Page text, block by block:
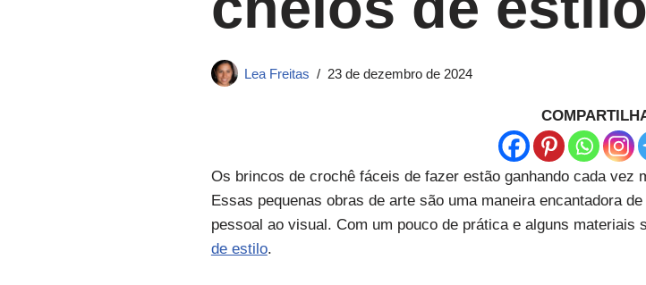
Lea Freitas 23 de dezembro de 2024
Os brincos de crochê fáceis de fazer estão ganhando cada vez
Essas pequenas obras de arte são uma maneira encantadora
pessoal ao visual. Com um pouco de prática e alguns materiais
de estilo.